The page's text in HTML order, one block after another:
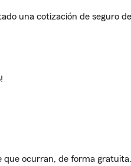
una cotización de seguro
que ocurran, de forma gratuita.